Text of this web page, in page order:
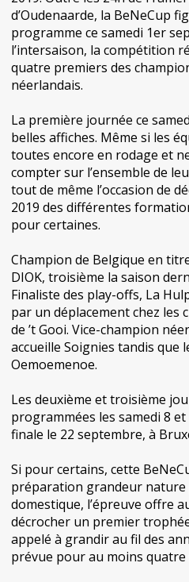
d’Oudenaarde, la BeNeCup
programme ce samedi 1er
l’intersaison, la compétition
quatre premiers des
néerlandais.
La première journée ce
belles affiches. Même si les
toutes encore en rodage et
compter sur l’ensemble de
tout de même l’occasion de
2019 des différentes
pour certaines.
Champion de Belgique en
DIOK, troisième la saison
Finaliste des play-offs, La
par un déplacement chez les
de ’t Gooi. Vice-champion
accueille Soignies tandis que
Oemoemenoe.
Les deuxième et troisième
programmées les samedi 8
finale le 22 septembre, à
Si pour certains, cette
préparation grandeur
domestique, l’épreuve offre
décrocher un premier
appelé à grandir au fil des
prévue pour au moins quatre